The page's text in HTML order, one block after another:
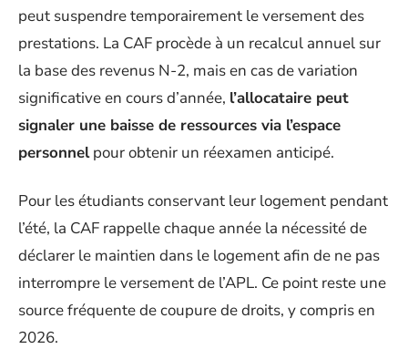
peut suspendre temporairement le versement des
prestations. La CAF procède à un recalcul annuel sur
la base des revenus N-2, mais en cas de variation
significative en cours d’année, l’allocataire peut
signaler une baisse de ressources via l’espace
personnelpour obtenir un réexamen anticipé.
Pour les étudiants conservant leur logement pendant
l’été, la CAF rappelle chaque année la nécessité de
déclarer le maintien dans le logement afin de ne pas
interrompre le versement de l’APL. Ce point reste une
source fréquente de coupure de droits, y compris en
2026.